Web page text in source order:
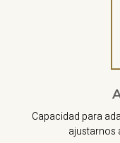
Capacidad para
ajustarnos